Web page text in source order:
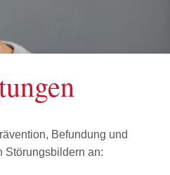
Befundung und
Störungsbildern an: